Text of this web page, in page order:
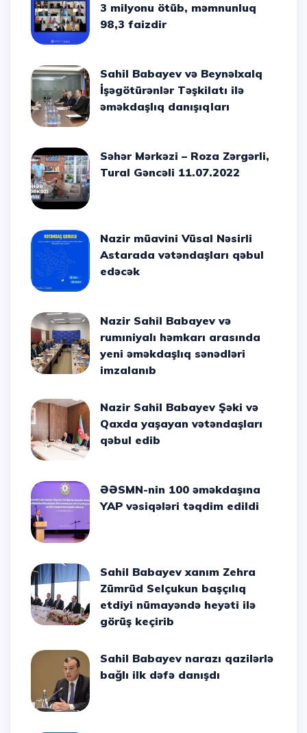
3 milyonu ötüb, məmnunluq
98,3 faizdir
Sahil Babayev və Beynəlxalq
İşəgötürənlər Təşkilatı ilə
əməkdaşlıq danışıqları
Səhər Mərkəzi – Roza Zərgərli,
Tural Gəncəli 11.07.2022
Nazir müavini Vüsal Nəsirli
Astarada vətəndaşları qəbul
edəcək
Nazir Sahil Babayev və
rumıniyalı həmkarı arasında
yeni əməkdaşlıq sənədləri
imzalanıb
Nazir Sahil Babayev Şəki və
Qaxda yaşayan vətəndaşları
qəbul edib
ƏƏSMN-nin 100 əməkdaşına
YAP vəsiqələri təqdim edildi
Sahil Babayev xanım Zehra
Zümrüd Selçukun başçılıq
etdiyi nümayəndə heyəti ilə
görüş keçirib
Sahil Babayev narazı qazilərlə
bağlı ilk dəfə danışdı